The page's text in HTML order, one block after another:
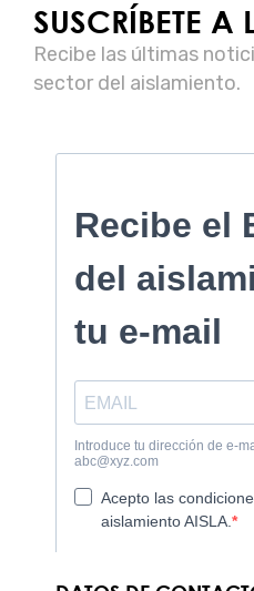
SUSCRÍBETE A
Recibe las últimas
sector del aislamiento.